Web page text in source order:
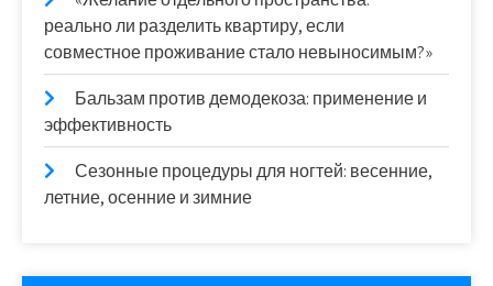
реально ли разделить квартиру, если
совместное проживание стало невыносимым?»
Бальзам против демодекоза: применение и
эффективность
Сезонные процедуры для ногтей: весенние,
летние, осенние и зимние